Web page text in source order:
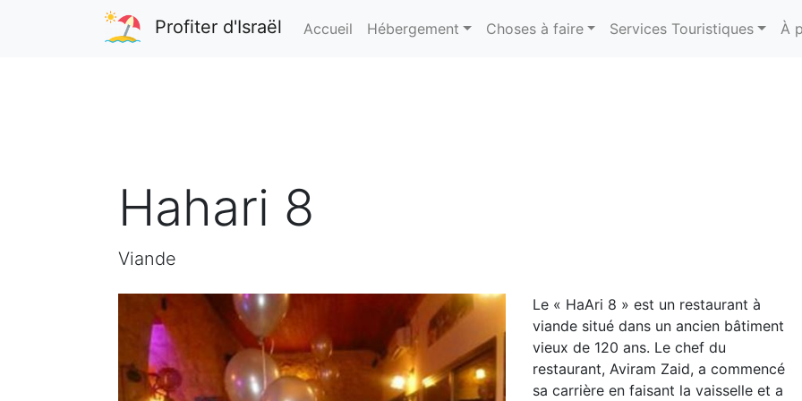
Profiter d'Israël Accueil Hébergement Choses à faire Services Touristiques À
Hahari 8
Viande
Le « HaAri 8 » est un restaurant à
viande situé dans un ancien bâtiment
vieux de 120 ans. Le chef du
restaurant, Aviram Zaid, a commencé
sa carrière en faisant la vaisselle et a